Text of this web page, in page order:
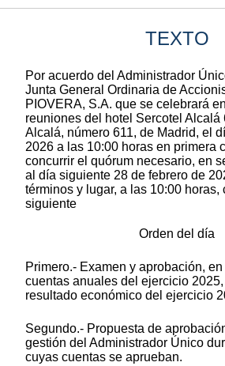
TEXTO
Por acuerdo del Administrador
Junta General Ordinaria de
PIOVERA, S.A. que se celebrará
reuniones del hotel Sercotel Alcalá
Alcalá, número 611, de Madrid, el
2026 a las 10:00 horas en primera
concurrir el quórum necesario, en
al día siguiente 28 de febrero de
términos y lugar, a las 10:00 horas,
siguiente
Orden del día
Primero.- Examen y aprobación,
cuentas anuales del ejercicio
resultado económico del ejercicio
Segundo.- Propuesta de
gestión del Administrador Único
cuyas cuentas se aprueban.